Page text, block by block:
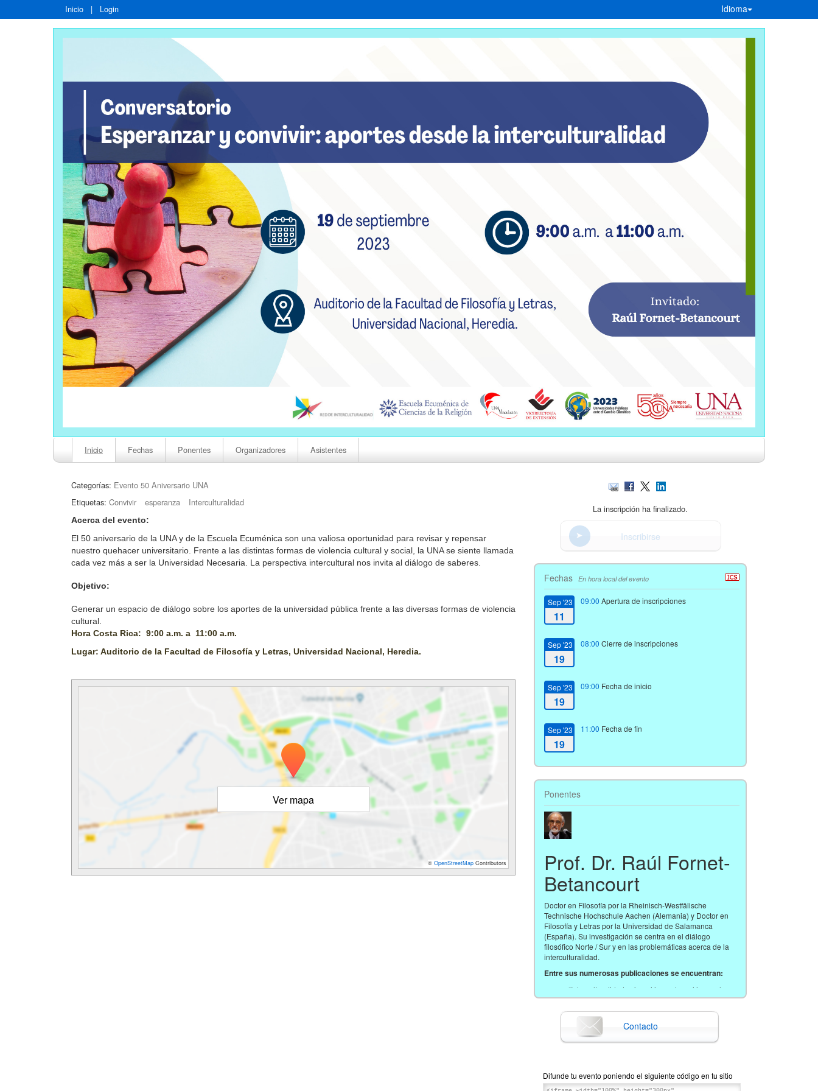
Inicio | Login Idioma
Inicio Fechas Ponentes Organizadores Asistentes
Categorías: Evento 50 Aniversario UNA
Etiquetas: Convivir esperanza Interculturalidad
Acerca del evento:
El 50 aniversario de la UNA y de la Escuela Ecuménica son una valiosa oportunidad para revisar y repensar
nuestro quehacer universitario. Frente a las distintas formas de violencia cultural y social, la UNA se siente llamada
cada vez más a ser la Universidad Necesaria. La perspectiva intercultural nos invita al diálogo de saberes.
Objetivo:
Generar un espacio de diálogo sobre los aportes de la universidad pública frente a las diversas formas de violencia
cultural.
Hora Costa Rica: 9:00 a.m. a 11:00 a.m.
Lugar: Auditorio de la Facultad de Filosofía y Letras, Universidad Nacional, Heredia.
Ver mapa
© OpenStreetMap Contributors
La inscripción ha finalizado.
Inscribirse
Fechas En hora local del evento
Sep '23
11
09:00 Apertura de inscripciones
Sep '23
19
08:00 Cierre de inscripciones
Sep '23
19
09:00 Fecha de inicio
Sep '23
19
11:00 Fecha de fin
Ponentes
Prof. Dr. Raúl Fornet-
Betancourt
Doctor en Filosofía por la Rheinisch-Westfälische
Technische Hochschule Aachen (Alemania) y Doctor en
Filosofía y Letras por la Universidad de Salamanca
(España). Su investigación se centra en el diálogo
filosófico Norte / Sur y en las problemáticas acerca de la
interculturalidad.
Entre sus numerosas publicaciones se encuentran:
“Interculturalidad, migración y educación en el
mundo contemporáneo” (En:ETD: Educaçao
Temática Digital, Vol. 23, Nº. 3, 2021, pp. 581-
“Filosofar en nuestra época. Una invitación para
pensar la situación espiritual de nuestra época”
“Notas para un elogio de la finita condición
humana” (En:Concilium: Revista internacional de
Contacto
Difunde tu evento poniendo el siguiente código en tu sitio